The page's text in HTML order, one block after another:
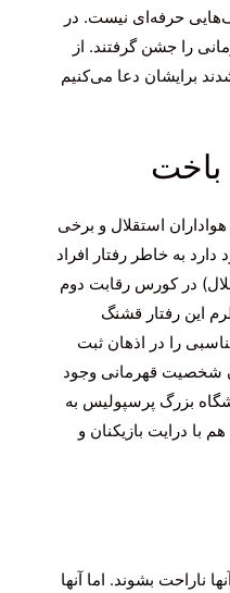
حرفه‌ای نیست. در
را جشن گرفتند. از
برایشان دعا می‌کنیم
باخت
استقلال و برخی
به خاطر رفتار افراد
در کورس رقابت دوم
این رفتار قشنگ
را در اذهان ثبت
شخصیت قهرمانی وجود
بزرگ پرسپولیس به
با درایت بازیکنان و
ناراحت بشوند. اما آنها